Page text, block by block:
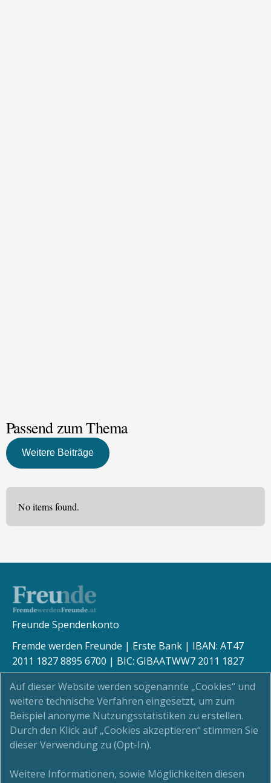
Passend zum Thema
Weitere Beiträge
No items found.
Freunde Spendenkonto
Fremde werden Freunde | Erste Bank | IBAN: AT47
2011 1827 8895 6700 | BIC: GIBAATWW7 2011 1827
8895 6700
Kinderschutz
Auf dieser Website werden sogenannte „Cookies“ und
weitere technische Verfahren eingesetzt, um zum
Beispiel anonyme Nutzungsstatistiken zu erstellen.
Durch den Klick auf „Cookies akzeptieren“ stimmen Sie
dieser Verwendung zu (Opt-In).
Weitere Informationen, sowie Möglichkeiten diesen